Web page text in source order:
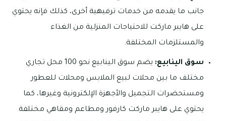
جانب ما يقدمه من خدمات ترفيهية أخرى، كذلك فإنه يحتوي
على هايبر ماركت للاحتياجات المنزلية من الغذاء
والمستلزمات المختلفة.
سوق الينابيع:
يضم سوق الينابيع نحو 100 محل تجاري
مختلف ما بين محلات لبيع الملابس ومحلات للعطور
ومستحضرات التجميل والأجهزة الإلكترونية وغيرها، كما
يحتوي على هايبر ماركت كارفور ومطاعم ومقاهي مختلفة